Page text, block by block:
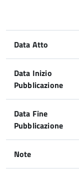
Data Atto
Data Inizio
Pubblicazione
Data Fine
Pubblicazione
Note